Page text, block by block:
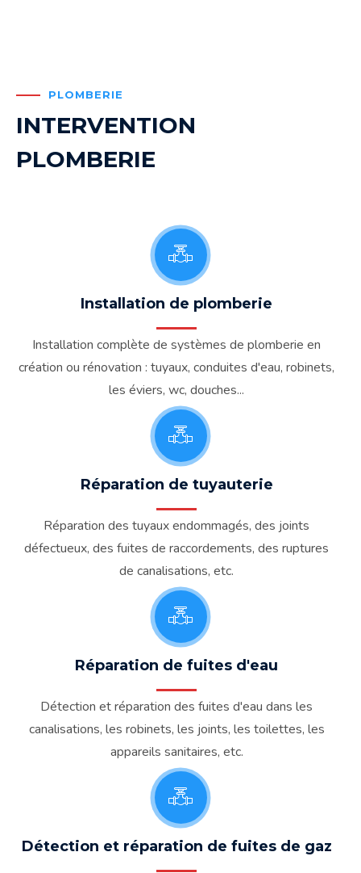
PLOMBERIE
INTERVENTION
PLOMBERIE
Installation de plomberie
Installation complète de systèmes de plomberie en
création ou rénovation : tuyaux, conduites d'eau, robinets,
les éviers, wc, douches...
Réparation de tuyauterie
Réparation des tuyaux endommagés, des joints
défectueux, des fuites de raccordements, des ruptures
de canalisations, etc.
Réparation de fuites d'eau
Détection et réparation des fuites d'eau dans les
canalisations, les robinets, les joints, les toilettes, les
appareils sanitaires, etc.
Détection et réparation de fuites de gaz